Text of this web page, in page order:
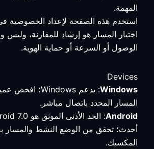
المهمة.
استخدم هذه الصفحة لإعداد الخصوصية
اختيار المسار هو إرشاد للمقارنة، وليس
الوصول أو السرعة أو حماية الهوية.
Devices
Windows
المسار المحدد باتصال مباشر.
Android
أحدث؛ تحقق من الوضع النشط والمسار
المكسيك.